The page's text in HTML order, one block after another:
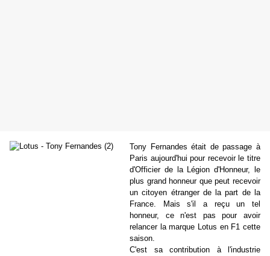
Tony Fernandes était de passage à
Paris aujourd'hui pour recevoir le titre
d'Officier de la Légion d'Honneur, le
plus grand honneur que peut recevoir
un citoyen étranger de la part de la
France. Mais s'il a reçu un tel
honneur, ce n'est pas pour avoir
relancer la marque Lotus en F1 cette
saison.
C'est sa contribution à l'industrie